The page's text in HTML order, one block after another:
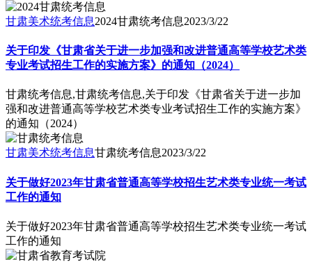
甘肃美术统考信息2024甘肃统考信息2023/3/22
关于印发《甘肃省关于进一步加强和改进普通高等学校艺术类
专业考试招生工作的实施方案》的通知（2024）
甘肃统考信息,甘肃统考信息,关于印发《甘肃省关于进一步加
强和改进普通高等学校艺术类专业考试招生工作的实施方案》
的通知（2024）
甘肃美术统考信息甘肃统考信息2023/3/22
关于做好2023年甘肃省普通高等学校招生艺术类专业统一考试
工作的通知
关于做好2023年甘肃省普通高等学校招生艺术类专业统一考试
工作的通知